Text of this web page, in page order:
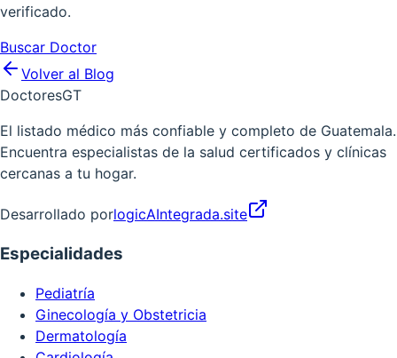
verificado.
Buscar Doctor
Volver al Blog
DoctoresGT
El listado médico más confiable y completo de Guatemala.
Encuentra especialistas de la salud certificados y clínicas
cercanas a tu hogar.
Desarrollado porlogicAIntegrada.site
Especialidades
Pediatría
Ginecología y Obstetricia
Dermatología